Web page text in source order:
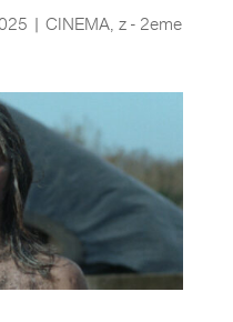
| CINEMA, z - 2eme